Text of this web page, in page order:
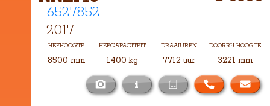
6527852
2017
HEFHOOGTE HEFCAPACITEIT DRAAIUREN DOORRIJ HOOGTE
8500 mm 1400 kg 7712 uur 3221 mm
i
Het masttype bij deze RRE140 is